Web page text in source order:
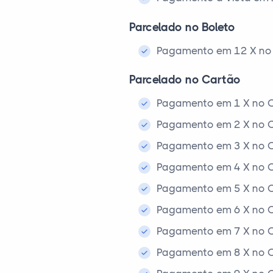
Parcelado no Boleto
Pagamento em 12 X
Parcelado no Cartão
Pagamento em 1 X no
Pagamento em 2 X no
Pagamento em 3 X no
Pagamento em 4 X no
Pagamento em 5 X no
Pagamento em 6 X no
Pagamento em 7 X no
Pagamento em 8 X no